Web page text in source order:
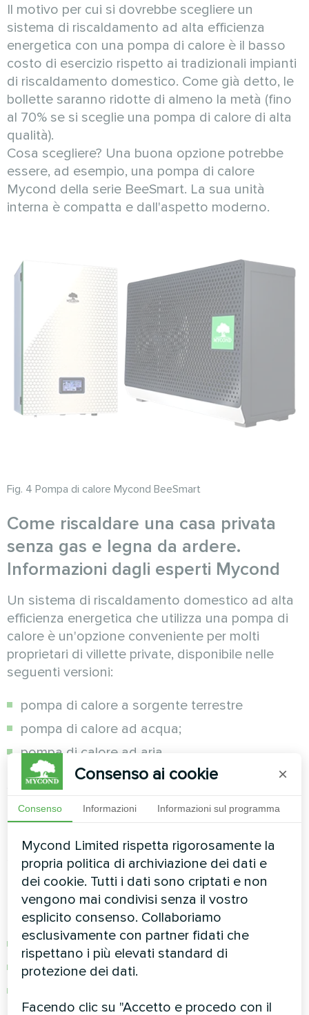
Il motivo per cui si dovrebbe scegliere un
sistema di riscaldamento ad alta efficienza
energetica con una pompa di calore è il basso
costo di esercizio rispetto ai tradizionali impianti
di riscaldamento domestico. Come già detto, le
bollette saranno ridotte di almeno la metà (fino
al 70% se si sceglie una pompa di calore di alta
qualità).
Cosa scegliere? Una buona opzione potrebbe
essere, ad esempio, una pompa di calore
Mycond della serie BeeSmart. La sua unità
interna è compatta e dall'aspetto moderno.
Fig. 4 Pompa di calore Mycond BeeSmart
Come riscaldare una casa privata
senza gas e legna da ardere.
Informazioni dagli esperti Mycond
Un sistema di riscaldamento domestico ad alta
efficienza energetica che utilizza una pompa di
calore è un'opzione conveniente per molti
proprietari di villette private, disponibile nelle
seguenti versioni:
pompa di calore a sorgente terrestre
pompa di calore ad acqua;
pompa di calore ad aria
Se siete interessati alla massima efficienza
energetica di una casa privata in un design
accessibile, potete scegliere una pompa di
calore a sorgente d'aria. Si tratta di una
soluzione più funzionale rispetto all'installazione
e all'utilizzo della sola caldaia a gas in casa,
perché si può contare su molti "bonus" sotto
forma di:
riscaldamento efficiente della casa
climatizzazione di alta qualità
Consenso ai cookie ×
Consenso Informazioni Informazioni sul programma
Mycond Limited rispetta rigorosamente la
propria politica di archiviazione dei dati e
dei cookie. Tutti i dati sono criptati e non
vengono mai condivisi senza il vostro
esplicito consenso. Collaboriamo
esclusivamente con partner fidati che
rispettano i più elevati standard di
protezione dei dati.
Facendo clic su "Accetto e procedo con il